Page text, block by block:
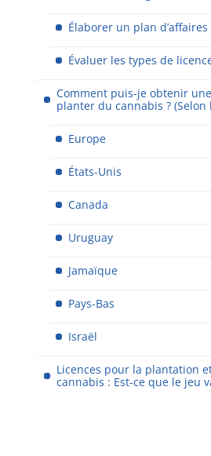
Élaborer un plan d’affaires
Évaluer les types de
Comment puis-je obtenir
planter du cannabis ? (Selon
Europe
États-Unis
Canada
Uruguay
Jamaïque
Pays-Bas
Israël
Licences pour la plantation
cannabis : Est-ce que le jeu